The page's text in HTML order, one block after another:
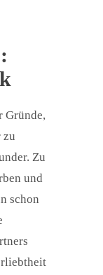
Gründe,
zu
Zu
und
schon